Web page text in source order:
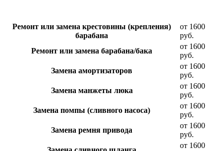
Ремонт или замена крестовины (крепления)
барабана
от 1600
руб.
Ремонт или замена барабана/бака
от 1600
руб.
Замена амортизаторов
от 1600
руб.
Замена манжеты люка
от 1600
руб.
Замена помпы (сливного насоса)
от 1600
руб.
Замена ремня привода
от 1600
руб.
от 1600